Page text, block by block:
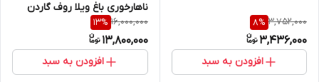
3,752,000
8%
3,436,000
افزودن به سبد
ناهارخوری باغ ویلا روف گاردن
فضای باز مدل شاخ و برگی میز
برتویا ۴ نفره
16,000,000
13%
13,800,000
افزودن به سبد